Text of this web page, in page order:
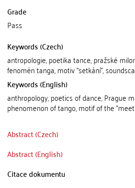
Grade
Pass
Keywords (Czech)
antropologie, poetika tance, pražské
fenomén tanga, motiv "setkání",
Keywords (English)
anthropology, poetics of dance, Prague
phenomenon of tango, motif of the
Abstract (Czech)
Abstract (English)
Citace dokumentu